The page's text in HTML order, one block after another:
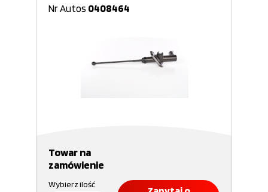
Nr Autos 0408464
Towar na
zamówienie
Wybierz ilość